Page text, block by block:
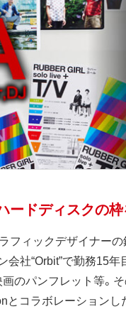
ードディスクの
ィックデザイナー
社“Orbit”で勤務15年
画のパンフレット等
コラボレーション